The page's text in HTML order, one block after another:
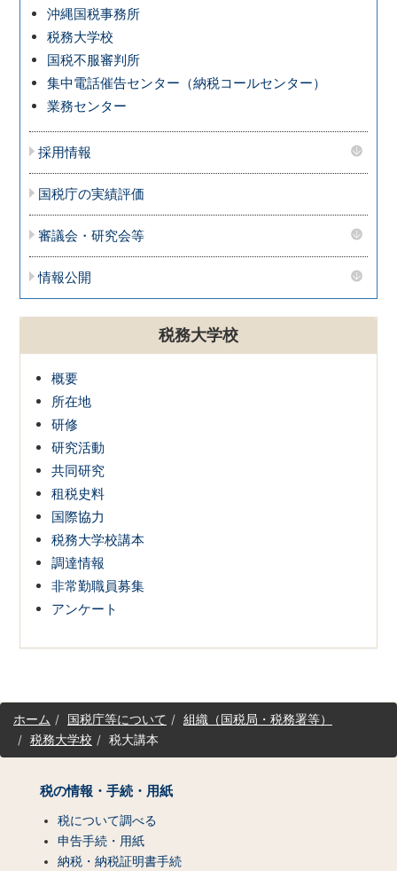
沖縄国税事務所
税務大学校
国税不服審判所
集中電話催告センター（納税コールセンター）
業務センター
採用情報
国税庁の実績評価
審議会・研究会等
情報公開
税務大学校
概要
所在地
研修
研究活動
共同研究
租税史料
国際協力
税務大学校講本
調達情報
非常勤職員募集
アンケート
サ
イホーム 国税庁等について
組織（国税局・税務署等）
税務大学校
税大講本
税の情報・手続・用紙
税について調べる
申告手続・用紙
納税・納税証明書手続